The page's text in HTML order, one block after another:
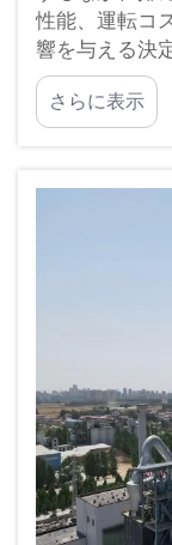
性能、運転コ
響を与える決
さらに表示